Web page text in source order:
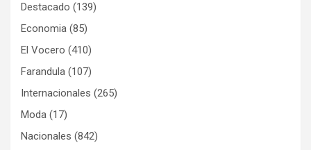
Destacado (139)
Economia (85)
El Vocero (410)
Farandula (107)
Internacionales (265)
Moda (17)
Nacionales (842)